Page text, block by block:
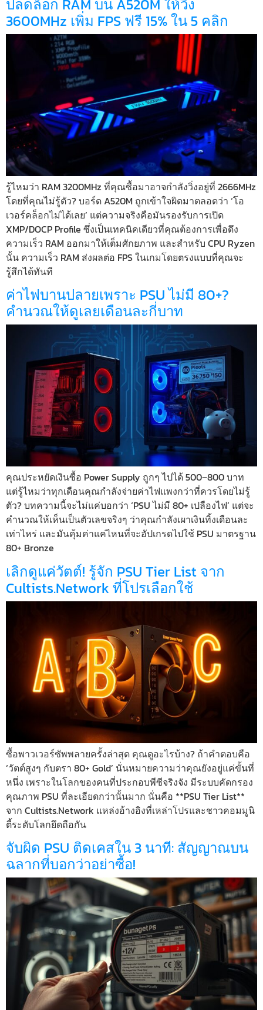
ปลดล็อก RAM บน A520M ให้วิ่ง
3600MHz เพิ่ม FPS ฟรี 15% ใน 5 คลิก
รู้ไหมว่า RAM 3200MHz ที่คุณซื้อมาอาจกำลังวิ่งอยู่ที่ 2666MHz
โดยที่คุณไม่รู้ตัว? บอร์ด A520M ถูกเข้าใจผิดมาตลอดว่า ‘โอ
เวอร์คล็อกไม่ได้เลย’ แต่ความจริงคือมันรองรับการเปิด
XMP/DOCP Profile ซึ่งเป็นเทคนิคเดียวที่คุณต้องการเพื่อดึง
ความเร็ว RAM ออกมาให้เต็มศักยภาพ และสำหรับ CPU Ryzen
นั้น ความเร็ว RAM ส่งผลต่อ FPS ในเกมโดยตรงแบบที่คุณจะ
รู้สึกได้ทันที
ค่าไฟบานปลายเพราะ PSU ไม่มี 80+?
คำนวณให้ดูเลยเดือนละกี่บาท
คุณประหยัดเงินซื้อ Power Supply ถูกๆ ไปได้ 500–800 บาท
แต่รู้ไหมว่าทุกเดือนคุณกำลังจ่ายค่าไฟแพงกว่าที่ควรโดยไม่รู้
ตัว? บทความนี้จะไม่แค่บอกว่า ‘PSU ไม่มี 80+ เปลืองไฟ’ แต่จะ
คำนวณให้เห็นเป็นตัวเลขจริงๆ ว่าคุณกำลังเผาเงินทิ้งเดือนละ
เท่าไหร่ และมันคุ้มค่าแค่ไหนที่จะอัปเกรดไปใช้ PSU มาตรฐาน
80+ Bronze
เลิกดูแค่วัตต์! รู้จัก PSU Tier List จาก
Cultists.Network ที่โปรเลือกใช้
ซื้อพาวเวอร์ซัพพลายครั้งล่าสุด คุณดูอะไรบ้าง? ถ้าคำตอบคือ
‘วัตต์สูงๆ กับตรา 80+ Gold’ นั่นหมายความว่าคุณยังอยู่แค่ขั้นที่
หนึ่ง เพราะในโลกของคนที่ประกอบพีซีจริงจัง มีระบบคัดกรอง
คุณภาพ PSU ที่ละเอียดกว่านั้นมาก นั่นคือ **PSU Tier List**
จาก Cultists.Network แหล่งอ้างอิงที่เหล่าโปรและชาวคอมมูนิ
ตี้ระดับโลกยึดถือกัน
จับผิด PSU ติดเคสใน 3 นาที: สัญญาณบน
ฉลากที่บอกว่าอย่าซื้อ!